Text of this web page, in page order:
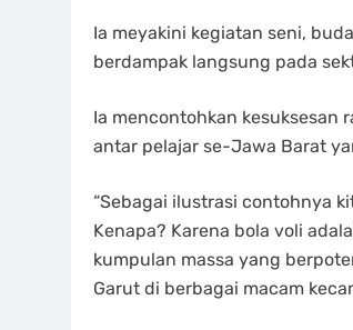
Ia meyakini kegiatan seni,
berdampak langsung pada
Ia mencontohkan kesuksesan
antar pelajar se-Jawa Barat
“Sebagai ilustrasi contohnya
Kenapa? Karena bola voli
kumpulan massa yang
Garut di berbagai macam